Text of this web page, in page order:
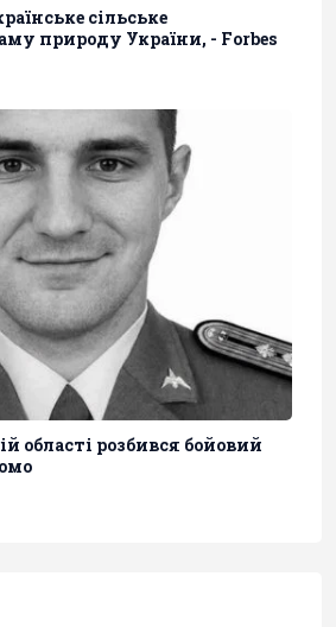
сільське
природу України, - Forbes
області розбився бойовий